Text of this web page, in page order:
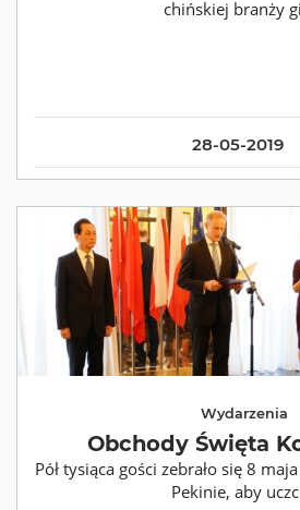
28-05-2019
chińskiej branży
Wydarzenia
Obchody Święta
Pół tysiąca gości zebrało się 8
Pekinie, aby